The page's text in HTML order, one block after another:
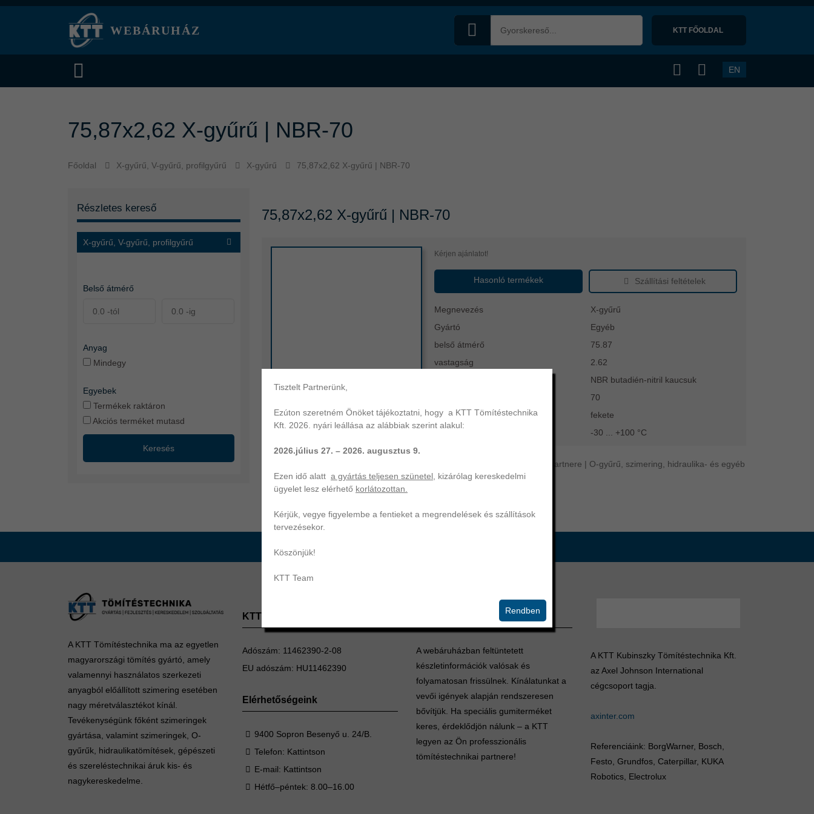
WEBÁRUHÁZ KTT FŐOLDAL
EN
75,87x2,62 X-gyűrű | NBR-70
Főoldal X-gyűrű, V-gyűrű, profilgyűrű X-gyűrű 75,87x2,62 X-gyűrű | NBR-70
Részletes kereső
X-gyűrű, V-gyűrű, profilgyűrű
Belső átmérő
Anyag
Mindegy
Egyebek
Termékek raktáron
Akciós terméket mutasd
Keresés
75,87x2,62 X-gyűrű | NBR-70
egyéb 75,87x2,62 x-ring xr
Kérjen ajánlatot!
Hasonló termékek Szállítási feltételek
Megnevezés
X-gyűrű
Gyártó
Egyéb
belső átmérő
75.87
vastagság
2.62
NBR butadién-nitril kaucsuk
70
szín
fekete
-30 ... +100 °C
75,87x2,62 X-gyűrű | NBR-70. KTT Tömítéstechnika az Ön professzionális partnere | O-gyűrű, szimering, hidraulika- és egyéb
tömítés gyártása és forgalmazása széles választékban.
A KTT Tömítéstechnika ma az egyetlen
magyarországi tömítés gyártó, amely
valamennyi használatos szerkezeti
anyagból előállított szimering esetében
nagy méretválasztékot kínál.
Tevékenységünk főként szimeringek
gyártása, valamint szimeringek, O-
gyűrűk, hidraulikatömítések, gépészeti
és szereléstechnikai áruk kis- és
nagykereskedelme.
KTT Tömítéstechnika Kft.
Adószám: 11462390-2-08
EU adószám: HU11462390
Elérhetőségeink
9400 Sopron Besenyő u. 24/B.
Telefon: Kattintson
E-mail: Kattintson
Hétfő–péntek: 8.00–16.00
A webáruházban feltüntetett
készletinformációk valósak és
folyamatosan frissülnek. Kínálatunkat a
vevői igények alapján rendszeresen
bővítjük. Ha speciális gumiterméket
keres, érdeklődjön nálunk – a KTT
legyen az Ön professzionális
tömítéstechnikai partnere!
A KTT Kubinszky Tömítéstechnika Kft.
az Axel Johnson International
cégcsoport tagja.
axinter.com
Referenciáink: BorgWarner, Bosch,
Festo, Grundfos, Caterpillar, KUKA
Robotics, Electrolux
Tisztelt Partnerünk,
Ezúton szeretném Önöket tájékoztatni, hogy a KTT Tömítéstechnika
Kft. 2026. nyári leállása az alábbiak szerint alakul:
2026.július 27. – 2026. augusztus 9.
Ezen idő alatt a gyártás teljesen szünetel , kizárólag kereskedelmi
ügyelet lesz elérhető korlátozottan.
Kérjük, vegye figyelembe a fentieket a megrendelések és szállítások
tervezésekor.
Köszönjük!
KTT Team
Rendben